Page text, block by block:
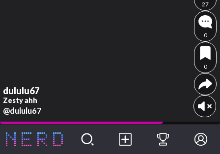
dululu67
Zesty ahh
@dululu67
27
0
0